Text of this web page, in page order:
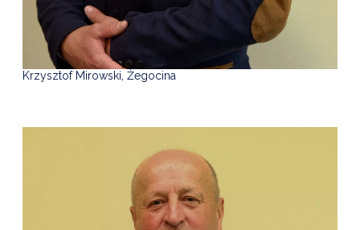
Krzysztof Mirowski, Żegocina